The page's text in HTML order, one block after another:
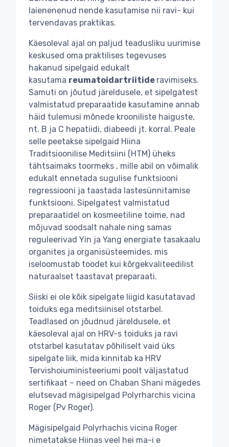
laienenenud nende kasutamise nii ravi- kui
tervendavas praktikas.
Käesoleval ajal on paljud teadusliku uurimise
keskused oma praktilises tegevuses
hakanud sipelgaid edukalt
kasutama reumatoidartriitide ravimiseks.
Samuti on jõutud järeldusele, et sipelgatest
valmistatud preparaatide kasutamine annab
häid tulemusi mõnede krooniliste haiguste,
nt. B ja C hepatiidi, diabeedi jt. korral. Peale
selle peetakse sipelgaid Hiina
Traditsioonilise Meditsiini (HTM) üheks
tähtsaimaks toormeks , mille abil on võimalik
edukalt ennetada sugulise funktsiooni
regressiooni ja taastada lastesünnitamise
funktsiooni. Sipelgatest valmistatud
preparaatidel on kosmeetiline toime, nad
mõjuvad soodsalt nahale ning samas
reguleerivad Yin ja Yang energiate tasakaalu
organites ja organisüsteemides, mis
iseloomustab toodet kui kõrgekvaliteedilist
naturaalset taastavat preparaati.
Siiski ei ole kõik sipelgate liigid kasutatavad
toiduks ega meditsiinisel otstarbel.
Teadlased on jõudnud järeldusele, et
käesoleval ajal on HRV-s toiduks ja ravi
otstarbel kasutatav põhiliselt vaid üks
sipelgate liik, mida kinnitab ka HRV
Tervishoiuministeeriumi poolt väljastatud
sertifikaat – need on Chaban Shani mägedes
elutsevad mägisipelgad Polyrharchis vicina
Roger (Pv Roger).
Mägisipelgaid Polyrhachis vicina Roger
nimetatakse Hiinas veel hei ma-i e